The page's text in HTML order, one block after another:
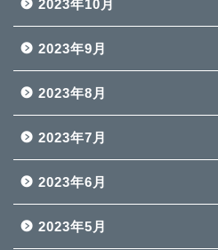
2023年10月
2023年9月
2023年8月
2023年7月
2023年6月
2023年5月